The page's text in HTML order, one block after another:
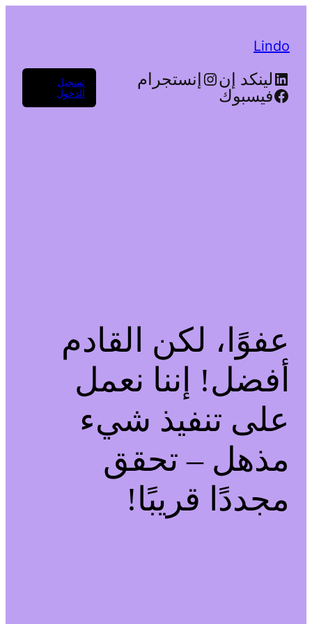
Lindo
لينكد إن
إنستجرام
فيسبوك
تسجيل
الدخول
عفوًا، لكن القادم
أفضل! إننا نعمل
على تنفيذ شيء
مذهل – تحقق
مجددًا قريبًا!